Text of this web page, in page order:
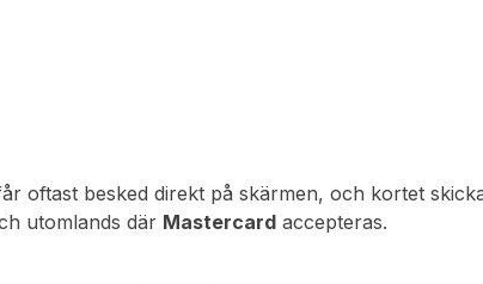
oftast besked direkt på skärmen, och kortet
utomlands där Mastercard accepteras.